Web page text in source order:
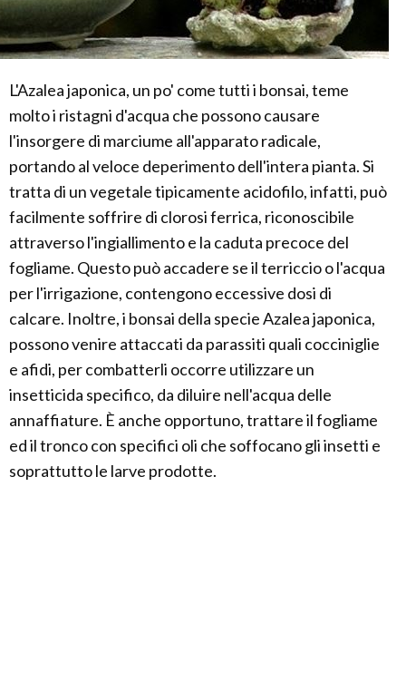
L'Azalea japonica, un po' come tutti i bonsai, teme
molto i ristagni d'acqua che possono causare
l'insorgere di marciume all'apparato radicale,
portando al veloce deperimento dell'intera pianta. Si
tratta di un vegetale tipicamente acidofilo, infatti, può
facilmente soffrire di clorosi ferrica, riconoscibile
attraverso l'ingiallimento e la caduta precoce del
fogliame. Questo può accadere se il terriccio o l'acqua
per l'irrigazione, contengono eccessive dosi di
calcare. Inoltre, i bonsai della specie Azalea japonica,
possono venire attaccati da parassiti quali cocciniglie
e afidi, per combatterli occorre utilizzare un
insetticida specifico, da diluire nell'acqua delle
annaffiature. È anche opportuno, trattare il fogliame
ed il tronco con specifici oli che soffocano gli insetti e
soprattutto le larve prodotte.